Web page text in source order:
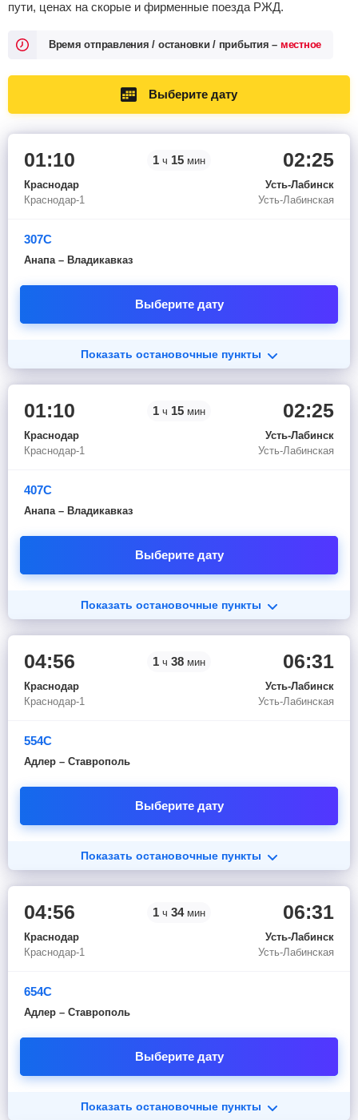
пути, ценах на скорые и фирменные поезда РЖД.
Время отправления / остановки / прибытия – местное
Выберите дату
01:10
Краснодар
Краснодар-1
1 ч 15 мин 02:25
Усть-Лабинск
Усть-Лабинская
307С
Анапа – Владикавказ
Выберите дату
Показать остановочные пункты
01:10
Краснодар
Краснодар-1
1 ч 15 мин 02:25
Усть-Лабинск
Усть-Лабинская
407С
Анапа – Владикавказ
Выберите дату
Показать остановочные пункты
04:56
Краснодар
Краснодар-1
1 ч 38 мин 06:31
Усть-Лабинск
Усть-Лабинская
554С
Адлер – Ставрополь
Выберите дату
Показать остановочные пункты
04:56
Краснодар
Краснодар-1
1 ч 34 мин 06:31
Усть-Лабинск
Усть-Лабинская
654С
Адлер – Ставрополь
Выберите дату
Показать остановочные пункты